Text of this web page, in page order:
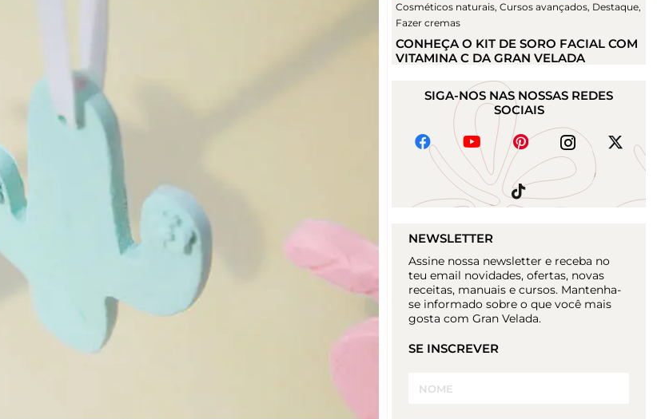
Cosméticos naturais, Cursos avançados, Destaque,
Fazer cremas
CONHEÇA O KIT DE SORO FACIAL COM
VITAMINA C DA GRAN VELADA
SIGA-NOS NAS NOSSAS REDES
SOCIAIS
NEWSLETTER
Assine nossa newsletter e receba no
teu email novidades, ofertas, novas
receitas, manuais e cursos. Mantenha-
se informado sobre o que você mais
gosta com Gran Velada.
SE INSCREVER